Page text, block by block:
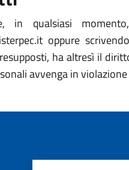
in qualsiasi
oppure
ha altresì il
avvenga in